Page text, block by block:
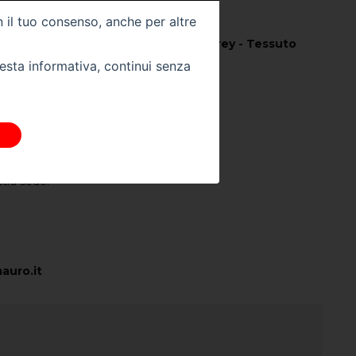
Urban Grey - Tessuto
nero/asfaltato [NBFX]
sede:
tuo consenso, anche per altre
informativa, continui senza